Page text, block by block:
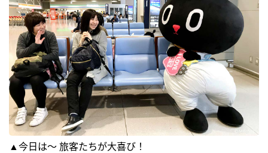
▲今日は～ 旅客たちが大喜び！